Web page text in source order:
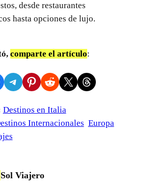
desde restaurantes
hasta opciones de lujo.
comparte el artículo:
en Facebook
Compartir en Telegram
Compartir en Pinterest
Compartir en Reddit
Compartir en X Share on Threads
Destinos en Italia
Internacionales Europa
Sol Viajero